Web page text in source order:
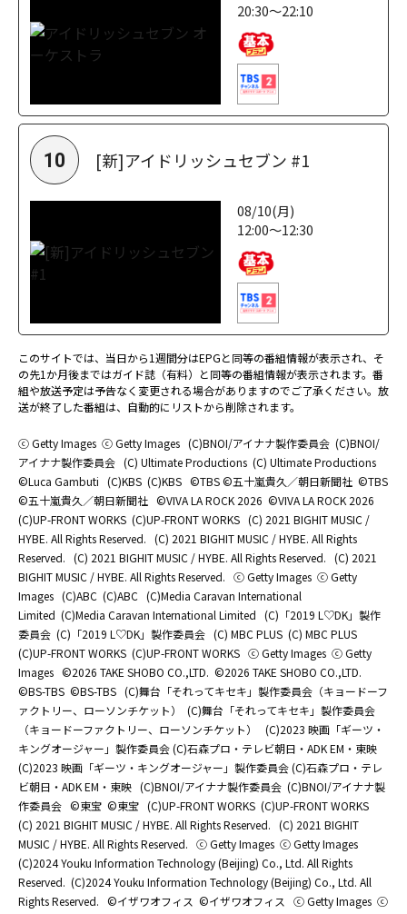
20:30～22:10
10 [新]アイドリッシュセブン #1
08/10(月)
12:00～12:30
このサイトでは、当日から1週間分はEPGと同等の番組情報が表示され、そ
の先1か月後まではガイド誌（有料）と同等の番組情報が表示されます。番
組や放送予定は予告なく変更される場合がありますのでご了承ください。放
送が終了した番組は、自動的にリストから削除されます。
ⓒ Getty Images ⓒ Getty Images (C)BNOI/アイナナ製作委員会 (C)BNOI/
アイナナ製作委員会 (C) Ultimate Productions (C) Ultimate Productions
©Luca Gambuti (C)KBS (C)KBS ©TBS ©五十嵐貴久／朝日新聞社 ©TBS
©五十嵐貴久／朝日新聞社 ©️VIVA LA ROCK 2026 ©️VIVA LA ROCK 2026
(C)UP-FRONT WORKS (C)UP-FRONT WORKS (C) 2021 BIGHIT MUSIC /
HYBE. All Rights Reserved. (C) 2021 BIGHIT MUSIC / HYBE. All Rights
Reserved. (C) 2021 BIGHIT MUSIC / HYBE. All Rights Reserved. (C) 2021
BIGHIT MUSIC / HYBE. All Rights Reserved. ⓒ Getty Images ⓒ Getty
Images (C)ABC (C)ABC (C)Media Caravan International
Limited (C)Media Caravan International Limited (C)「2019 L♡DK」製作
委員会 (C)「2019 L♡DK」製作委員会 (C) MBC PLUS (C) MBC PLUS
(C)UP-FRONT WORKS (C)UP-FRONT WORKS ⓒ Getty Images ⓒ Getty
Images ©2026 TAKE SHOBO CO.,LTD. ©2026 TAKE SHOBO CO.,LTD.
©BS-TBS ©BS-TBS (C)舞台「それってキセキ」製作委員会（キョードーフ
ァクトリー、ローソンチケット）
(C)舞台「それってキセキ」製作委員会
（キョードーファクトリー、ローソンチケット）
(C)2023 映画「ギーツ・
キングオージャー」製作委員会 (C)石森プロ・テレビ朝日・ADK EM・東映
(C)2023 映画「ギーツ・キングオージャー」製作委員会 (C)石森プロ・テレ
ビ朝日・ADK EM・東映 (C)BNOI/アイナナ製作委員会 (C)BNOI/アイナナ製
作委員会 ©東宝 ©東宝 (C)UP-FRONT WORKS (C)UP-FRONT WORKS
(C) 2021 BIGHIT MUSIC / HYBE. All Rights Reserved. (C) 2021 BIGHIT
MUSIC / HYBE. All Rights Reserved. ⓒ Getty Images ⓒ Getty Images
(C)2024 Youku Information Technology (Beijing) Co., Ltd. All Rights
Reserved. (C)2024 Youku Information Technology (Beijing) Co., Ltd. All
Rights Reserved. ©イザワオフィス ©イザワオフィス ⓒ Getty Images ⓒ